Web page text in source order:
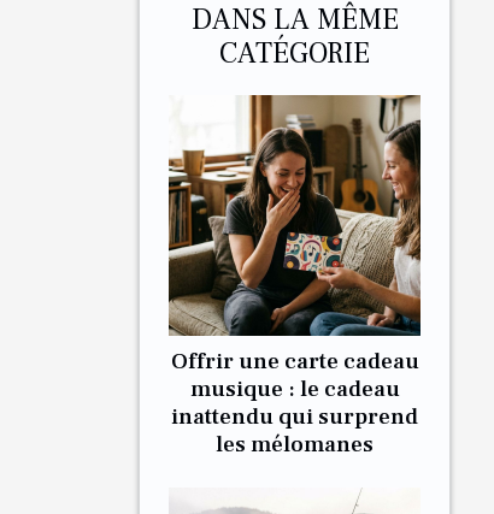
DANS LA MÊME
CATÉGORIE
Offrir une carte cadeau
musique : le cadeau
inattendu qui surprend
les mélomanes